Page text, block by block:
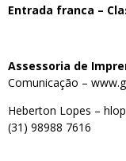
Entrada franca –
Assessoria de
Comunicação –
Heberton Lopes –
(31) 98988 7616